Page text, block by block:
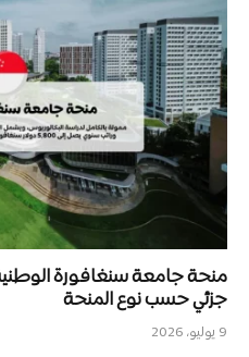
جزئي حسب نوع المنحة
9 يوليو، 2026